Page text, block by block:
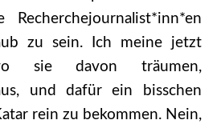
Recherchejournalist*inn*en
zu sein. Ich meine jetzt
sie davon träumen,
und dafür ein bisschen
rein zu bekommen. Nein,